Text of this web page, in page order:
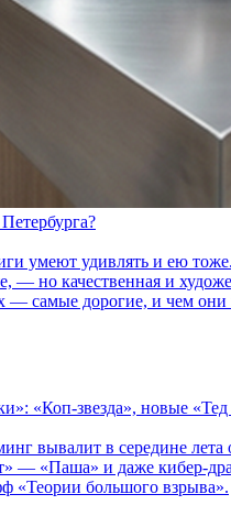
умеют удивлять и ею
— но качественная и
— самые дорогие, и чем
«Коп-звезда», новые
вывалит в середине
— «Паша» и даже кибер-
«Теории большого взрыва».